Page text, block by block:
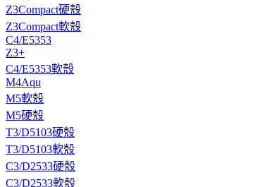
Z3Compact硬殼
Z3Compact軟殼
C4/E5353
Z3+
C4/E5353軟殼
M4Aqu
M5軟殼
M5硬殼
T3/D5103硬殼
T3/D5103軟殼
C3/D2533硬殼
C3/D2533軟殼